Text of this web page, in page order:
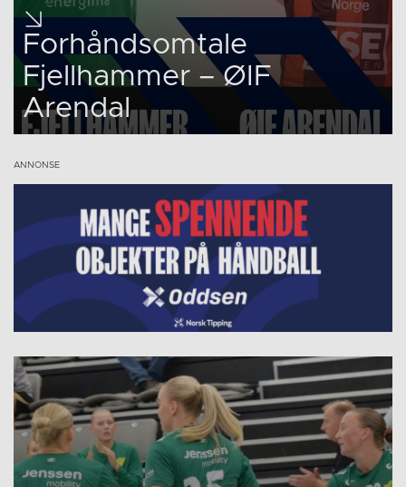
Forhåndsomtale
Fjellhammer – ØIF
Arendal